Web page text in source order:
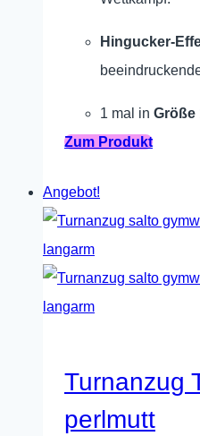
Hingucker-
1 mal in Größe
Zum ProduktDieses
auf.
können
auf
der
Angebot!
Turnanzug
perlmutt